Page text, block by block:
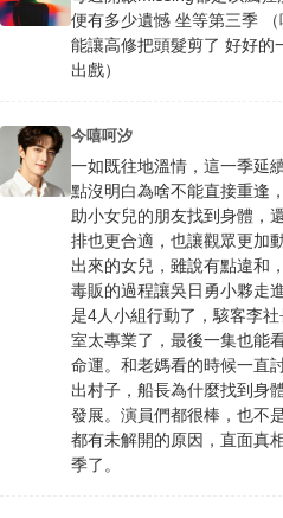
便有多少遺憾 坐等第三季
能讓高修把頭髮剪了 好好的
出戲）
今嘻呵汐
一如既往地溫情，這一季延
點沒明白為啥不能直接重逢
助小女兒的朋友找到身體，
排也更合適，也讓觀眾更加
出來的女兒，雖說有點違和
毒販的過程讓吳日勇小夥走
是4人小組行動了，駭客李
室太專業了，最後一集也能
命運。和老媽看的時候一直
出村子，船長為什麼找到身
發展。演員們都很棒，也不
都有未解開的原因，直面真
季了。